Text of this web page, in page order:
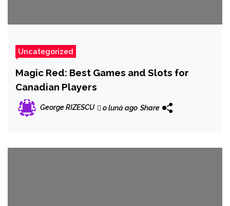
Uncategorized
Magic Red: Best Games and Slots for
Canadian Players
George RIZESCU o lună ago Share